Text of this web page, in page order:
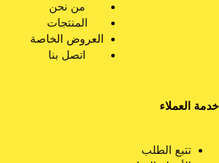
من نحن
المنتجات
العروض الخاصة
اتصل بنا
خدمة العملاء
تتبع الطلب